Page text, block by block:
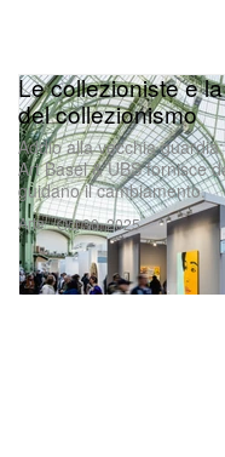
Arte
Le collezioniste e
del collezionismo
Addio alla vecchia
Art Basel & UBS fornisce
guidano il cambiamento.
Oct 30, 2025